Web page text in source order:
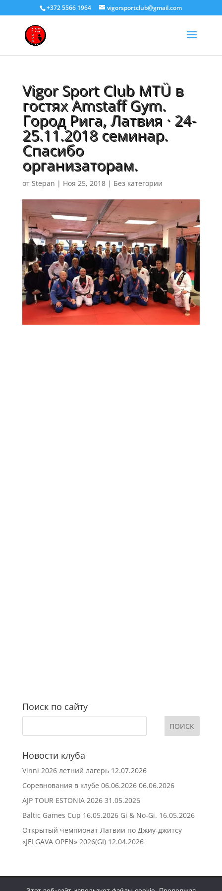
+372 5566 1964 vigorsportclub@gmail.com
Vigor Sport Club MTÜ в
гостях Amstaff Gym.
Город Рига, Латвия · 24-
25.11.2018 семинар.
Спасибо
организаторам.
от Stepan | Ноя 25, 2018| Без категории
Поиск по сайту
Новости клуба
Vinni 2026 летний лагерь 12.07.2026
Соревнования в клубе 06.06.2026 06.06.2026
AJP TOUR ESTONIA 2026 31.05.2026
Baltic Games Cup 16.05.2026 Gi & No-Gi. 16.05.2026
Открытый чемпионат Латвии по Джиу-джитсу
«JELGAVA OPEN» 2026(GI) 12.04.2026